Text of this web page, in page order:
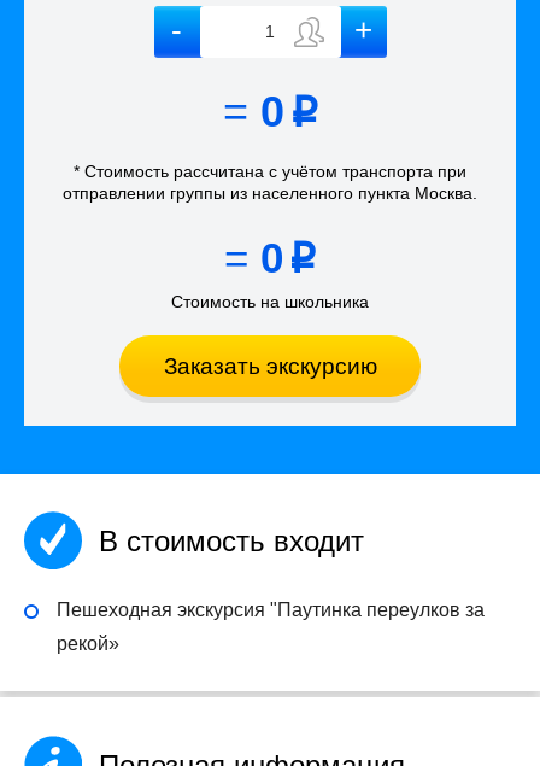
= 0 p
* Стоимость рассчитана с учётом транспорта при
отправлении группы из населенного пункта Москва
= 0 p
Стоимость на школьника
Заказать экскурсию
В стоимость входит
Пешеходная экскурсия "Паутинка переулков за
рекой»